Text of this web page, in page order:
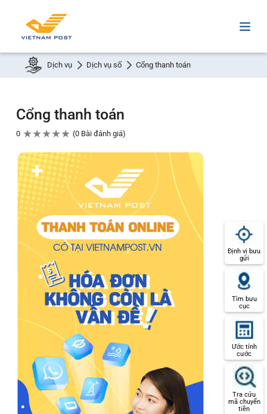
Dịch vụ Dịch vụ số Cổng thanh toán
Cổng thanh toán
0 ★★★★★ 0 Bài đánh giá
Định vị bưu
gửi
Tìm bưu
cục
Ước tính
cước
Tra cứu
mã chuyển
tiền